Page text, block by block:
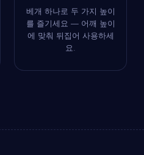
베개 하나로 두 가지 높이
를 즐기세요 — 어깨 높이
에 맞춰 뒤집어 사용하세
요.